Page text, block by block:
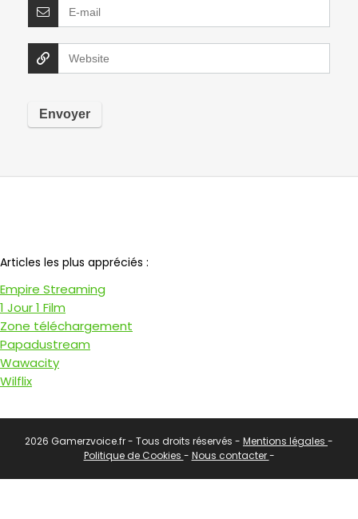
Articles les plus appréciés :
Empire Streaming
1 Jour 1 Film
Zone téléchargement
Papadustream
Wawacity
Wilflix
2026 Gamerzvoice.fr - Tous droits réservés - Mentions légales -
Politique de Cookies - Nous contacter-